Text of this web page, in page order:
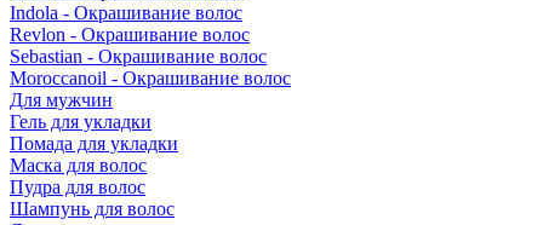
Indola - Окрашивание волос
Revlon - Окрашивание волос
Sebastian - Окрашивание волос
Moroccanoil - Окрашивание волос
Для мужчин
Гель для укладки
Помада для укладки
Маска для волос
Пудра для волос
Шампунь для волос